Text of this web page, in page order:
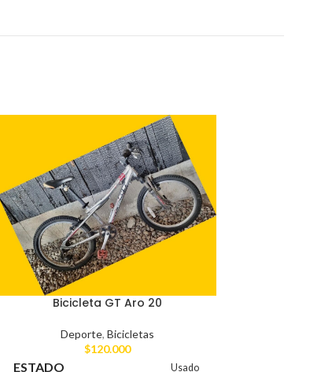
Bicicleta GT Aro 20
Deporte, Bicicletas
$120.000
ESTADO Usado